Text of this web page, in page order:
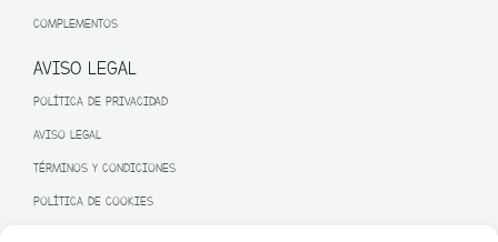
COMPLEMENTOS
AVISO LEGAL
POLÍTICA DE PRIVACIDAD
AVISO LEGAL
TÉRMINOS Y CONDICIONES
POLÍTICA DE COOKIES